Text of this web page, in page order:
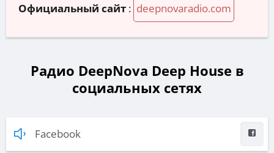
Официальный сайт : deepnovaradio.com
Радио DeepNova Deep House в
социальных сетях
Facebook